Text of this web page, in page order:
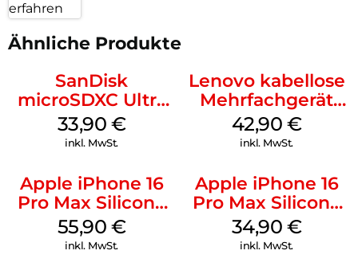
erfahren
Ähnliche Produkte
SanDisk
microSDXC Ultra
128 GB + Adapter
Mobile
33,90 €
inkl. MwSt.
Lenovo kabellose
Mehrfachgerät
Luna Grey
42,90 €
inkl. MwSt.
Apple iPhone 16
Pro Max Silicone
Case MagSafe
Stone Gray
55,90 €
inkl. MwSt.
Apple iPhone 16
Pro Max Silicone
Case MagSafe
Denim
34,90 €
inkl. MwSt.